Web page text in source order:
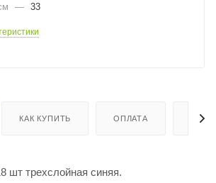
— 33
КАК КУПИТЬ ОПЛАТА
шт трехслойная синяя.